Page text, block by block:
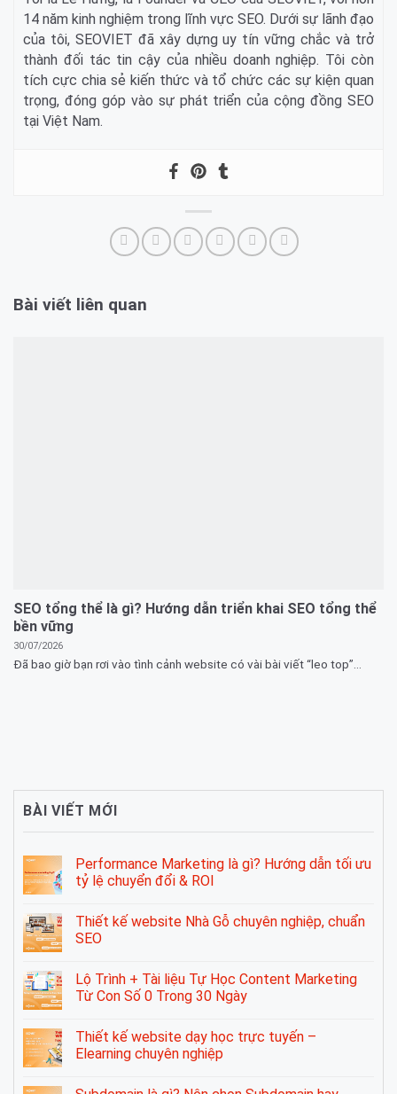
14 năm kinh nghiệm trong lĩnh vực SEO. Dưới sự lãnh đạo
của tôi, SEOVIET đã xây dựng uy tín vững chắc và trở
thành đối tác tin cậy của nhiều doanh nghiệp. Tôi còn
tích cực chia sẻ kiến thức và tổ chức các sự kiện quan
trọng, đóng góp vào sự phát triển của cộng đồng SEO
tại Việt Nam.
Bài viết liên quan
SEO tổng thể là gì? Hướng dẫn triển khai SEO tổng thể
bền vững
30/07/2026
Đã bao giờ bạn rơi vào tình cảnh website có vài bài viết “leo top”...
BÀI VIẾT MỚI
Performance Marketing là gì? Hướng dẫn tối ưu
tỷ lệ chuyển đổi & ROI
Thiết kế website Nhà Gỗ chuyên nghiệp, chuẩn
SEO
Lộ Trình + Tài liệu Tự Học Content Marketing
Từ Con Số 0 Trong 30 Ngày
Thiết kế website dạy học trực tuyến –
Elearning chuyên nghiệp